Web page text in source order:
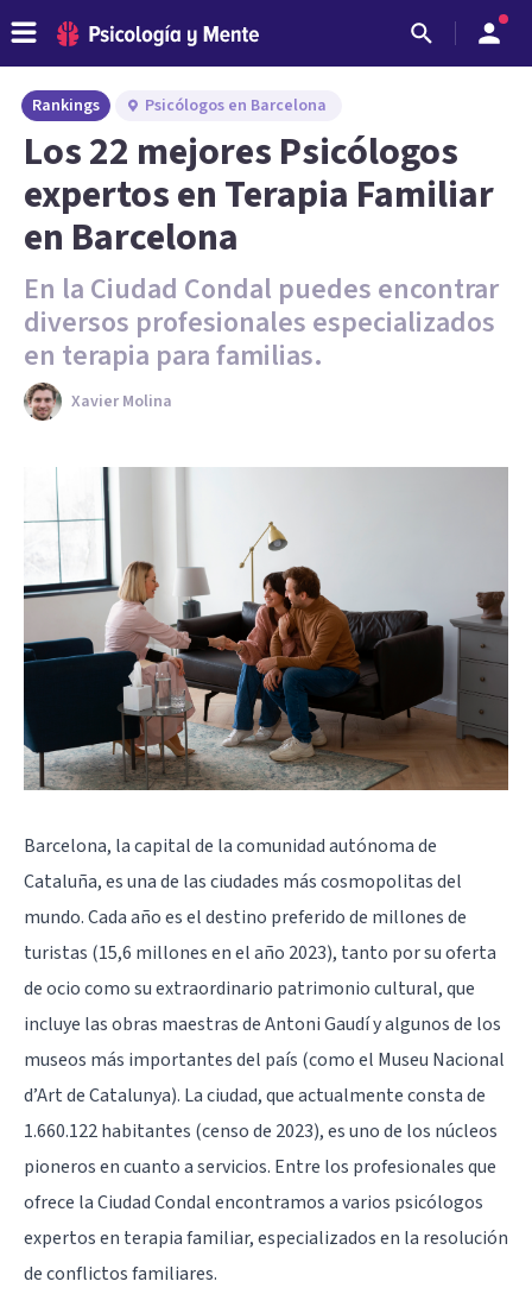
Rankings Psicólogos en Barcelona
Los 22 mejores Psicólogos
expertos en Terapia Familiar
en Barcelona
En la Ciudad Condal puedes encontrar
diversos profesionales especializados
en terapia para familias.
Xavier Molina
Barcelona, la capital de la comunidad autónoma de
Cataluña, es una de las ciudades más cosmopolitas del
mundo. Cada año es el destino preferido de millones de
turistas (15,6 millones en el año 2023), tanto por su oferta
de ocio como su extraordinario patrimonio cultural, que
incluye las obras maestras de Antoni Gaudí y algunos de los
museos más importantes del país (como el Museu Nacional
d’Art de Catalunya). La ciudad, que actualmente consta de
1.660.122 habitantes (censo de 2023), es uno de los núcleos
pioneros en cuanto a servicios. Entre los profesionales que
ofrece la Ciudad Condal encontramos a varios psicólogos
expertos en terapia familiar, especializados en la resolución
deconflictos familiares.